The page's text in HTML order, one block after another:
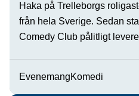
Haka på Trelleborgs
från hela Sverige. Sedan
Comedy Club pålitligt
EvenemangKomedi